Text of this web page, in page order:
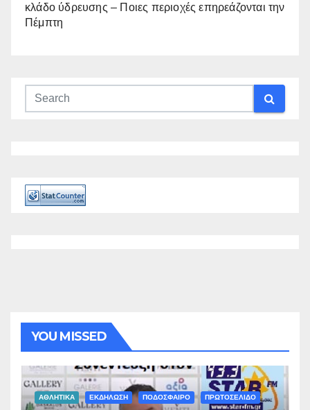
κλάδο ύδρευσης – Ποιες περιοχές επηρεάζονται την
Πέμπτη
YOU MISSED
ΑΘΛΗΤΙΚΑ ΕΚΔΗΛΩΣΗ ΠΟΔΟΣΦΑΙΡΟ ΠΡΩΤΟΣΕΛΙΔΟ